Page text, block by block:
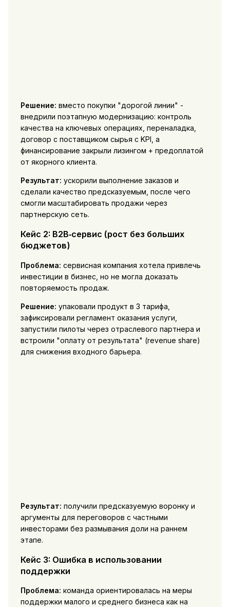
Решение: вместо покупки "дорогой линии" -
внедрили поэтапную модернизацию: контроль
качества на ключевых операциях, переналадка,
договор с поставщиком сырья с KPI, а
финансирование закрыли лизингом + предоплатой
от якорного клиента.
Результат: ускорили выполнение заказов и
сделали качество предсказуемым, после чего
смогли масштабировать продажи через
партнерскую сеть.
Кейс 2: B2B‑сервис (рост без больших
бюджетов)
Проблема: сервисная компания хотела привлечь
инвестиции в бизнес, но не могла доказать
повторяемость продаж.
Решение: упаковали продукт в 3 тарифа,
зафиксировали регламент оказания услуги,
запустили пилоты через отраслевого партнера и
встроили "оплату от результата" (revenue share)
для снижения входного барьера.
Результат: получили предсказуемую воронку и
аргументы для переговоров с частными
инвесторами без размывания доли на раннем
этапе.
Кейс 3: Ошибка в использовании
поддержки
Проблема: команда ориентировалась на меры
поддержки малого и среднего бизнеса как на